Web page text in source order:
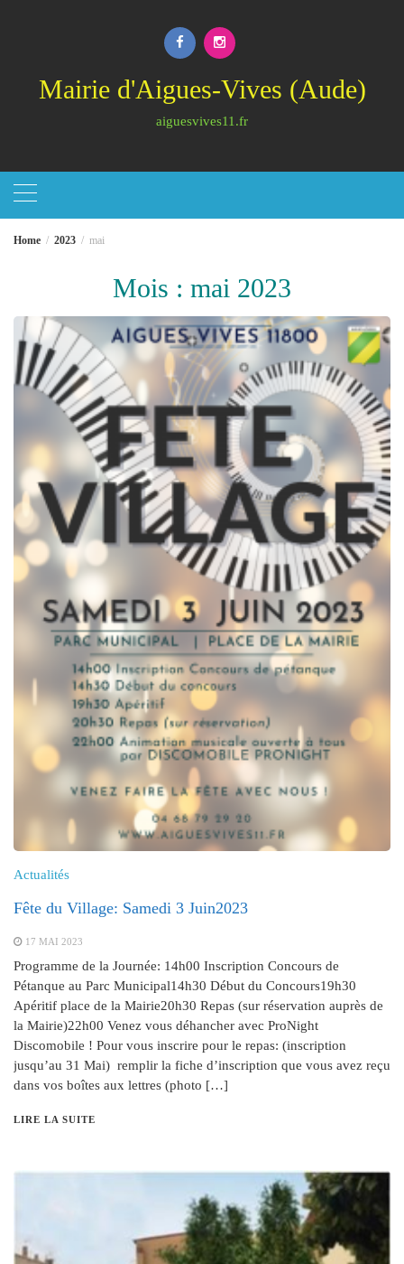
Mairie d'Aigues-Vives (Aude)
aiguesvives11.fr
Home 2023 mai
Mois : mai 2023
Actualités
Fête du Village: Samedi 3 Juin2023
17 MAI 2023
Programme de la Journée: 14h00 Inscription Concours de
Pétanque au Parc Municipal14h30 Début du Concours19h30
Apéritif place de la Mairie20h30 Repas (sur réservation auprès de
la Mairie)22h00 Venez vous déhancher avec ProNight
Discomobile ! Pour vous inscrire pour le repas: (inscription
jusqu’au 31 Mai) remplir la fiche d’inscription que vous avez reçu
dans vos boîtes aux lettres (photo […]
LIRE LA SUITE